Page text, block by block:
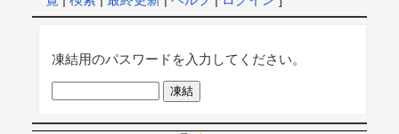
凍結用のパスワードを入力してください。